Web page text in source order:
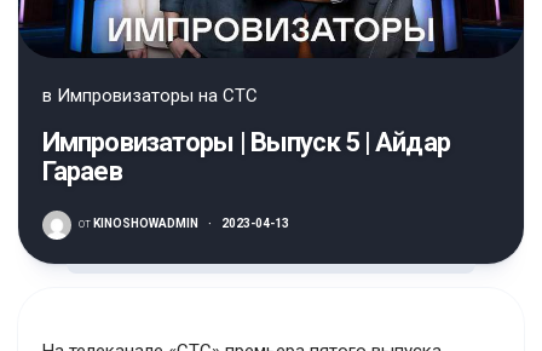
в Импровизаторы на СТС
Импровизаторы | Выпуск 5 | Айдар
Гараев
от KINOSHOWADMIN · 2023-04-13